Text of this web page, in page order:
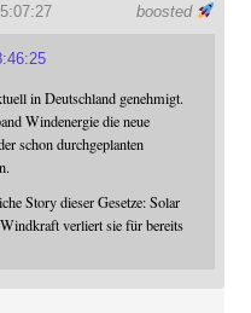
boosted
in Deutschland genehmigt.
Windenergie die neue
schon durchgeplanten
Story dieser Gesetze: Solar
verliert sie für bereits